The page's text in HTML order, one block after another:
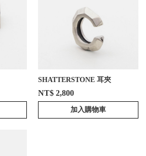
SHATTERSTONE 耳夾
NT$ 2,800
加入購物車